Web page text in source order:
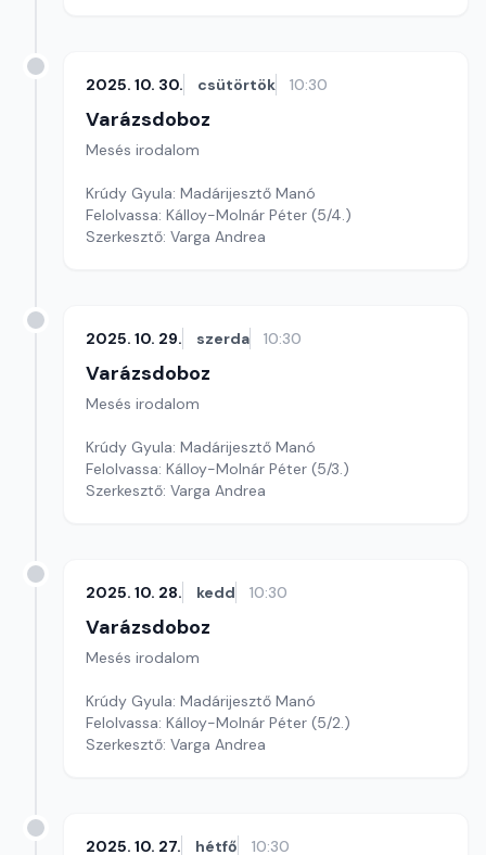
2025. 10. 30. csütörtök 10:30
Varázsdoboz
Mesés irodalom
Krúdy Gyula: Madárijesztő Manó
Felolvassa: Kálloy-Molnár Péter (5/4.)
Szerkesztő: Varga Andrea
2025. 10. 29. szerda 10:30
Varázsdoboz
Mesés irodalom
Krúdy Gyula: Madárijesztő Manó
Felolvassa: Kálloy-Molnár Péter (5/3.)
Szerkesztő: Varga Andrea
2025. 10. 28. kedd 10:30
Varázsdoboz
Mesés irodalom
Krúdy Gyula: Madárijesztő Manó
Felolvassa: Kálloy-Molnár Péter (5/2.)
Szerkesztő: Varga Andrea
2025. 10. 27. hétfő 10:30